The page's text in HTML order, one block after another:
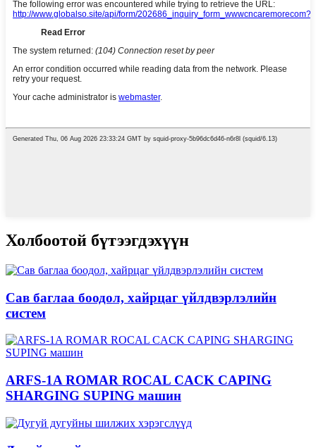
Холбоотой бүтээгдэхүүн
Сав баглаа боодол, хайрцаг үйлдвэрлэлийн
систем
ARFS-1A ROMAR ROCAL CACK CAPING
SHARGING SUPING машин